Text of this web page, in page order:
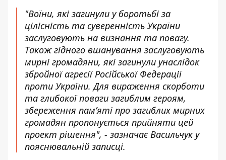
"Воїни, які загинули у боротьбі за
цілісність та суверенність України
заслуговують на визнання та повагу.
Також гідного вшанування заслуговують
мирні громадяни, які загинули унаслідок
збройної агресії Російської Федерації
проти України. Для вираження скорботи
та глибокої поваги загиблим героям,
збереження пам’яті про загиблих мирних
громадян пропонується прийняти цей
проект рішення", - зазначає Васильчук у
пояснювальній записці.